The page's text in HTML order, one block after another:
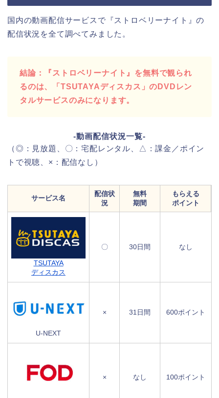
国内の動画配信サービスで『ストロベリーナイト』の
配信状況を全て調べてみました。
結論：『ストロベリーナイト』を無料で観られ
るのは、「TSUTAYAディスカス」のDVDレン
タルサービスのみになります。
-動画配信状況一覧-
（◎：見放題、〇：宅配レンタル、△：課金／ポイン
トで視聴、×：配信なし）
サービス名
配信状
況
無料
期間
もらえる
ポイント
TSUTAYA
ディスカス
〇 30日間 なし
U-NEXT
× 31日間 600ポイント
× なし 100ポイント